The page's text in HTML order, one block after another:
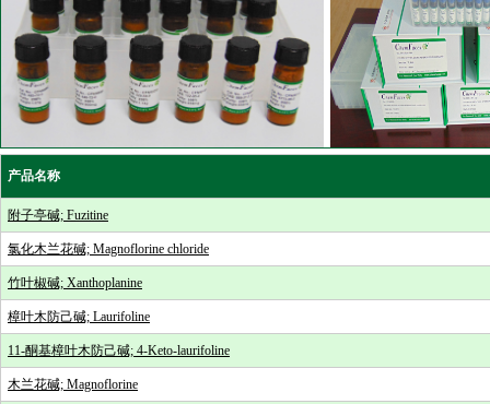
产品名称
附子亭碱; Fuzitine
氯化木兰花碱; Magnoflorine chloride
竹叶椒碱; Xanthoplanine
樟叶木防己碱; Laurifoline
11-酮基樟叶木防己碱; 4-Keto-laurifoline
木兰花碱; Magnoflorine